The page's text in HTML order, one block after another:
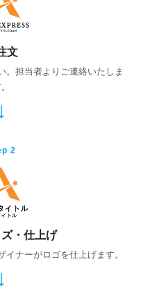
文
。担当者よりご連絡いたしま
2
・仕上げ
イナーがロゴを仕上げます。